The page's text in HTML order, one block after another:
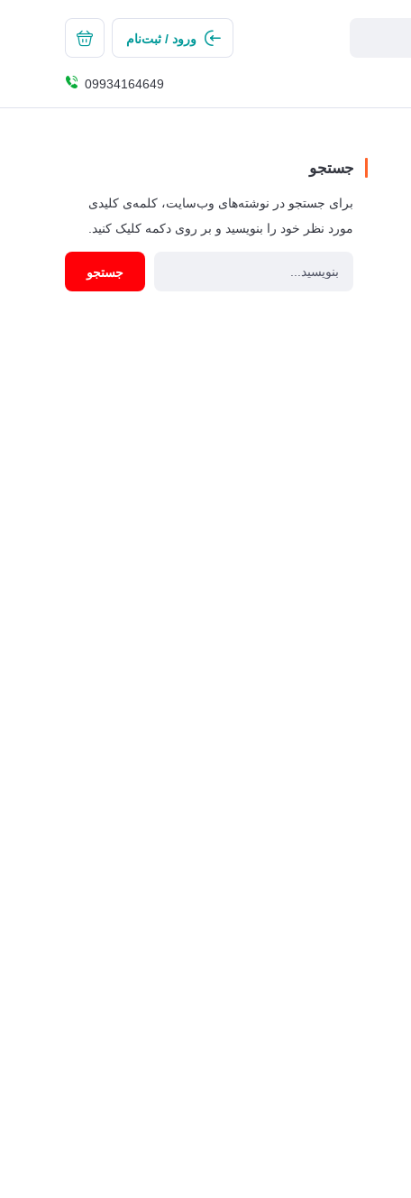
ورود / ثبت‌نام
09934164649
جستجو
برای جستجو در نوشته‌های وب‌سایت، کلمه‌ی کلیدی
مورد نظر خود را بنویسید و بر روی دکمه کلیک کنید.
جستجو